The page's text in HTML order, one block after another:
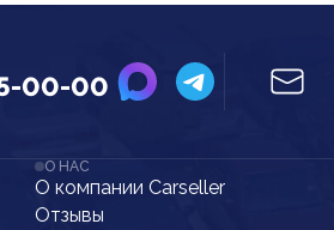
00-00
О НАС
О компании Carseller
Отзывы